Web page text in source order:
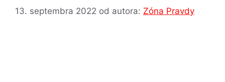
13. septembra 2022 od autora: Zóna Pravdy